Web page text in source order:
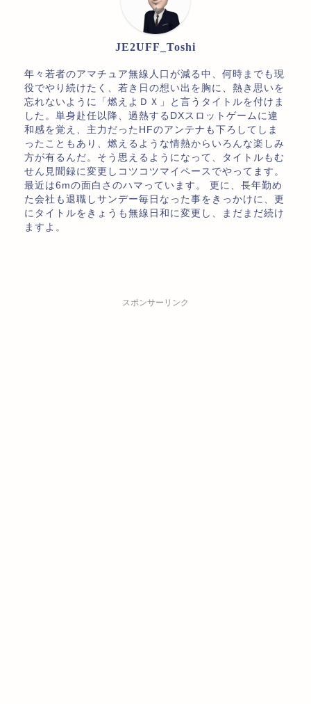
JE2UFF_Toshi
年々若者のアマチュア無線人口が減る中、何時までも現
役でやり続けたく、若き日の想い出を胸に、熱き思いを
忘れないように「燃えよＤＸ」と言うタイトルを付けま
した。単身赴任以降、過熱するDXスロットゲームに違
和感を覚え、主力だったHFのアンテナも下ろしてしま
ったこともあり、燃えるような情熱からいろんな楽しみ
方が有るんだ。そう思えるようになって、タイトルもむ
せん見聞録に変更しコツコツマイペースでやってます。
最近は6mの面白さのハマっています。 更に、長年勤め
た会社も退職しサンデー毎日なった事をきっかけに、更
にタイトルをきょうも無線日和に変更し、まだまだ続け
ますよ。
スポンサーリンク